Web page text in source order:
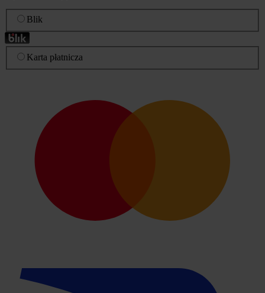
Blik
Karta płatnicza